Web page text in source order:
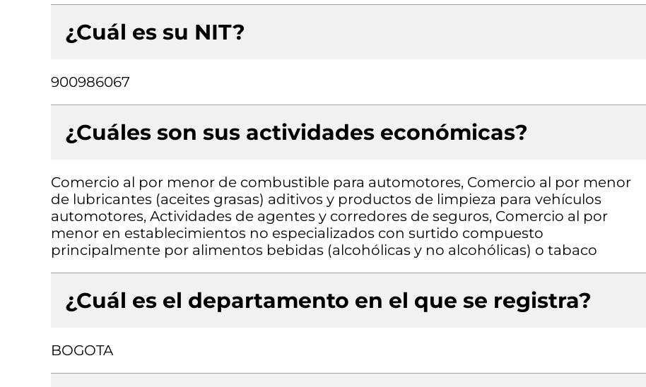
¿Cuál es su NIT?
900986067
¿Cuáles son sus actividades económicas?
Comercio al por menor de combustible para automotores, Comercio al por menor
de lubricantes (aceites grasas) aditivos y productos de limpieza para vehículos
automotores, Actividades de agentes y corredores de seguros, Comercio al por
menor en establecimientos no especializados con surtido compuesto
principalmente por alimentos bebidas (alcohólicas y no alcohólicas) o tabaco
¿Cuál es el departamento en el que se registra?
BOGOTA